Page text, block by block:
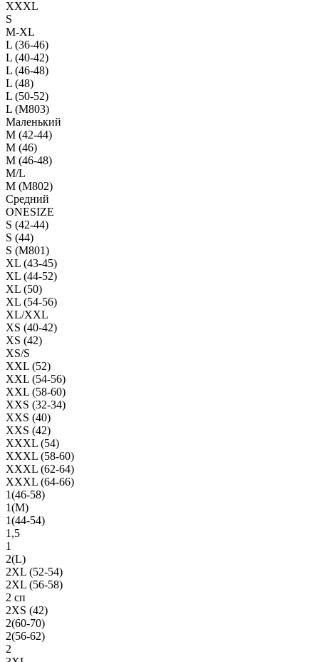
XXXL
S
M-XL
L (36-46)
L (40-42)
L (46-48)
L (48)
L (50-52)
L (M803)
Маленький
М (42-44)
M (46)
M (46-48)
M/L
M (M802)
Средний
ONESIZE
S (42-44)
S (44)
S (M801)
XL (43-45)
XL (44-52)
XL (50)
XL (54-56)
XL/XXL
XS (40-42)
XS (42)
XS/S
XXL (52)
XXL (54-56)
XXL (58-60)
XXS (32-34)
XXS (40)
XXS (42)
XXXL (54)
XXXL (58-60)
XXXL (62-64)
XXXL (64-66)
1(46-58)
1(М)
1(44-54)
1,5
1
2(L)
2XL (52-54)
2XL (56-58)
2 сп
2XS (42)
2(60-70)
2(56-62)
2